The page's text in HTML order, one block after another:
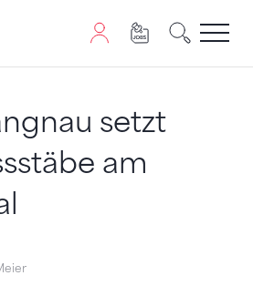
Seite wird JavaScript benötigt.
setzt
am